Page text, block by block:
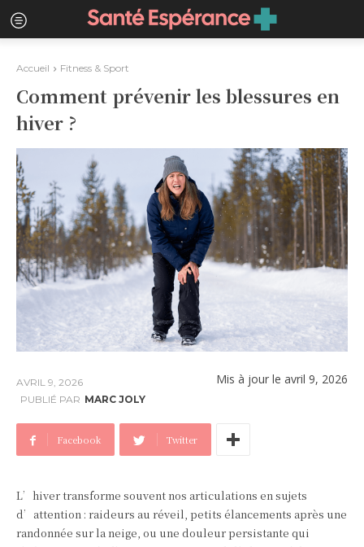
Accueil Fitness & Sport
Comment prévenir les blessures en
hiver ?
AVRIL 9, 2026 Mis à jour le avril 9, 2026
PUBLIÉ PAR MARC JOLY
Facebook Twitter
L’hiver transforme souvent nos articulations en sujets
d’attention : raideurs au réveil, petits élancements après une
randonnée sur la neige, ou une douleur persistante qui